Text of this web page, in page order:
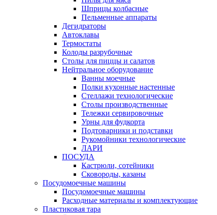
Шприцы колбасные
Пельменные аппараты
Дегидраторы
Автоклавы
Термостаты
Колоды разрубочные
Столы для пиццы и салатов
Нейтральное оборудование
Ванны моечные
Полки кухонные настенные
Стеллажи технологические
Столы производственные
Тележки сервировочные
Урны для фудкорта
Подтоварники и подставки
Рукомойники технологические
ЛАРИ
ПОСУДА
Кастрюли, сотейники
Сковороды, казаны
Посудомоечные машины
Посудомоечные машины
Расходные материалы и комплектующие
Пластиковая тара